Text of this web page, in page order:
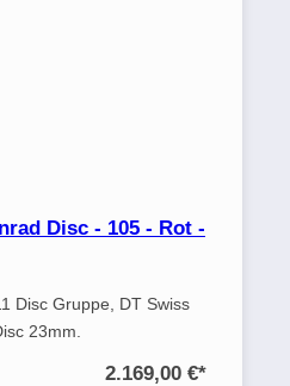
Disc - 105 - Rot -
Disc Gruppe, DT Swiss
23mm.
2.169,00 €*